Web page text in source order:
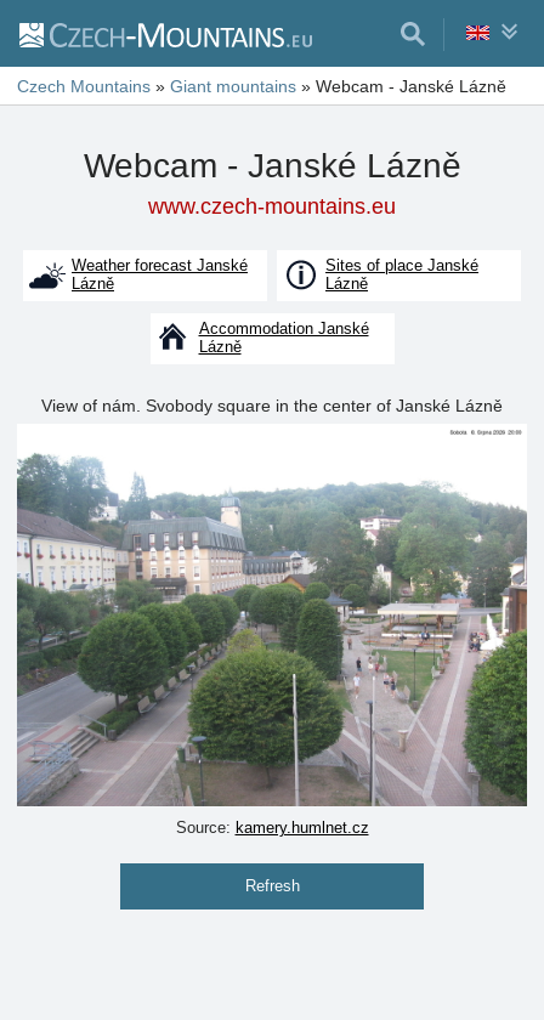
Czech Mountains » Giant mountains » Webcam - Janské Lázně
Webcam - Janské Lázně
www.czech-mountains.eu
Weather forecast Janské
Lázně
Sites of place Janské
Lázně
Accommodation Janské
Lázně
View of nám. Svobody square in the center of Janské Lázně
Source: kamery.humlnet.cz
Refresh